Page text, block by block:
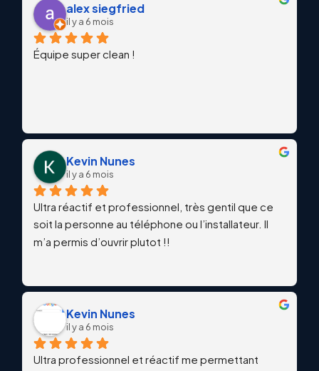
alex siegfried
il y a 6 mois
Équipe super clean !
Kevin Nunes
il y a 6 mois
Ultra réactif et professionnel, très gentil que ce
soit la personne au téléphone ou l’installateur. Il
m’a permis d’ouvrir plutot !!
Kevin Nunes
il y a 6 mois
Ultra professionnel et réactif me permettant